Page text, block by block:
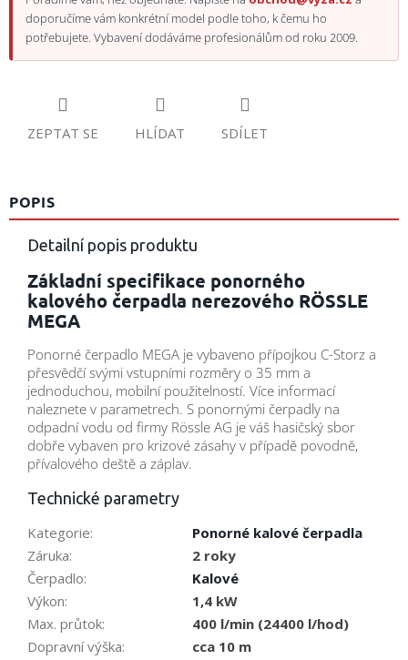
doporučíme vám konkrétní model podle toho, k čemu ho
potřebujete. Vybavení dodáváme profesionálům od roku 2009.
ZEPTAT SE HLÍDAT SDÍLET
POPIS
Detailní popis produktu
Základní specifikace ponorného
kalového čerpadla nerezového RÖSSLE
MEGA
Ponorné čerpadlo MEGA je vybaveno přípojkou C-Storz a
přesvědčí svými vstupními rozměry o 35 mm a
jednoduchou, mobilní použitelností. Více informací
naleznete v parametrech. S ponornými čerpadly na
odpadní vodu od firmy Rössle AG je váš hasičský sbor
dobře vybaven pro krizové zásahy v případě povodně,
přívalového deště a záplav.
Technické parametry
Kategorie:
Ponorné kalové čerpadla
Záruka:
2 roky
Čerpadlo:
Kalové
Výkon:
1,4 kW
Max. průtok:
400 l/min (24400 l/hod)
Dopravní výška: cca 10 m